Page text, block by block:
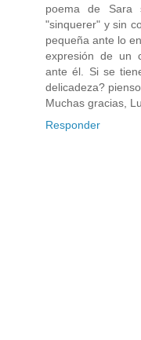
poema de Sara
"sinquerer" y sin
pequeña ante lo
expresión de un
ante él. Si se
delicadeza?
Muchas gracias,
Responder